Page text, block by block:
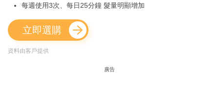
每週使用3次、每日25分鐘 髮量明顯增加
立即選購
資料由客戶提供
廣告